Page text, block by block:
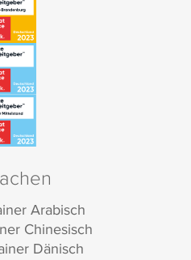
Arabisch
Chinesisch
Dänisch